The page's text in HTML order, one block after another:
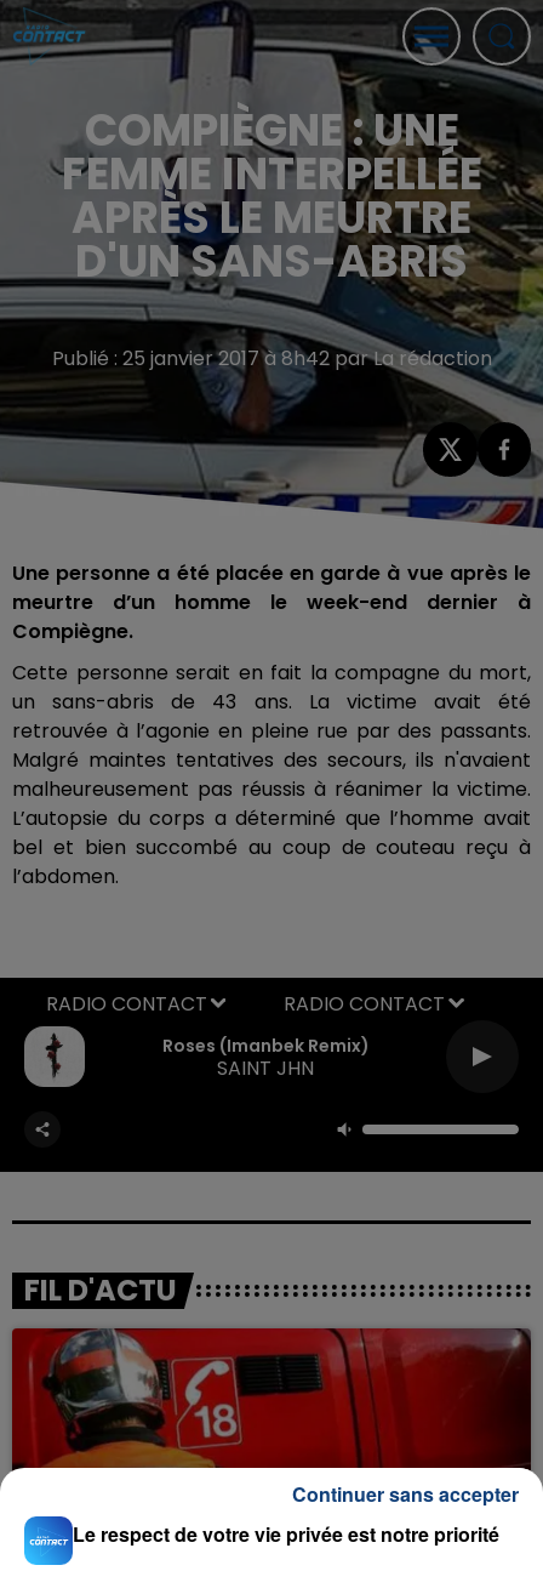
COMPIÈGNE : UNE
FEMME INTERPELLÉE
APRÈS LE MEURTRE
D'UN SANS-ABRIS
Publié : 25 janvier 2017 à 8h42 par La rédaction
Une personne a été placée en garde à vue après le
meurtre d’un homme le week-end dernier à
Compiègne.
Cette personne serait en fait la compagne du mort,
un sans-abris de 43 ans. La victime avait été
retrouvée à l’agonie en pleine rue par des passants.
Malgré maintes tentatives des secours, ils n'avaient
malheureusement pas réussis à réanimer la victime.
L’autopsie du corps a déterminé que l’homme avait
bel et bien succombé au coup de couteau reçu à
l’abdomen.
Roses (imanbek Remix)
SAINT JHN
RADIO CONTACT
FIL D'ACTU
23 juillet 2026
INCENDIE MORTEL À LENS : UNE FEMME ET
Le respect de votre vie privée est notre priorité
Continuer sans accepter